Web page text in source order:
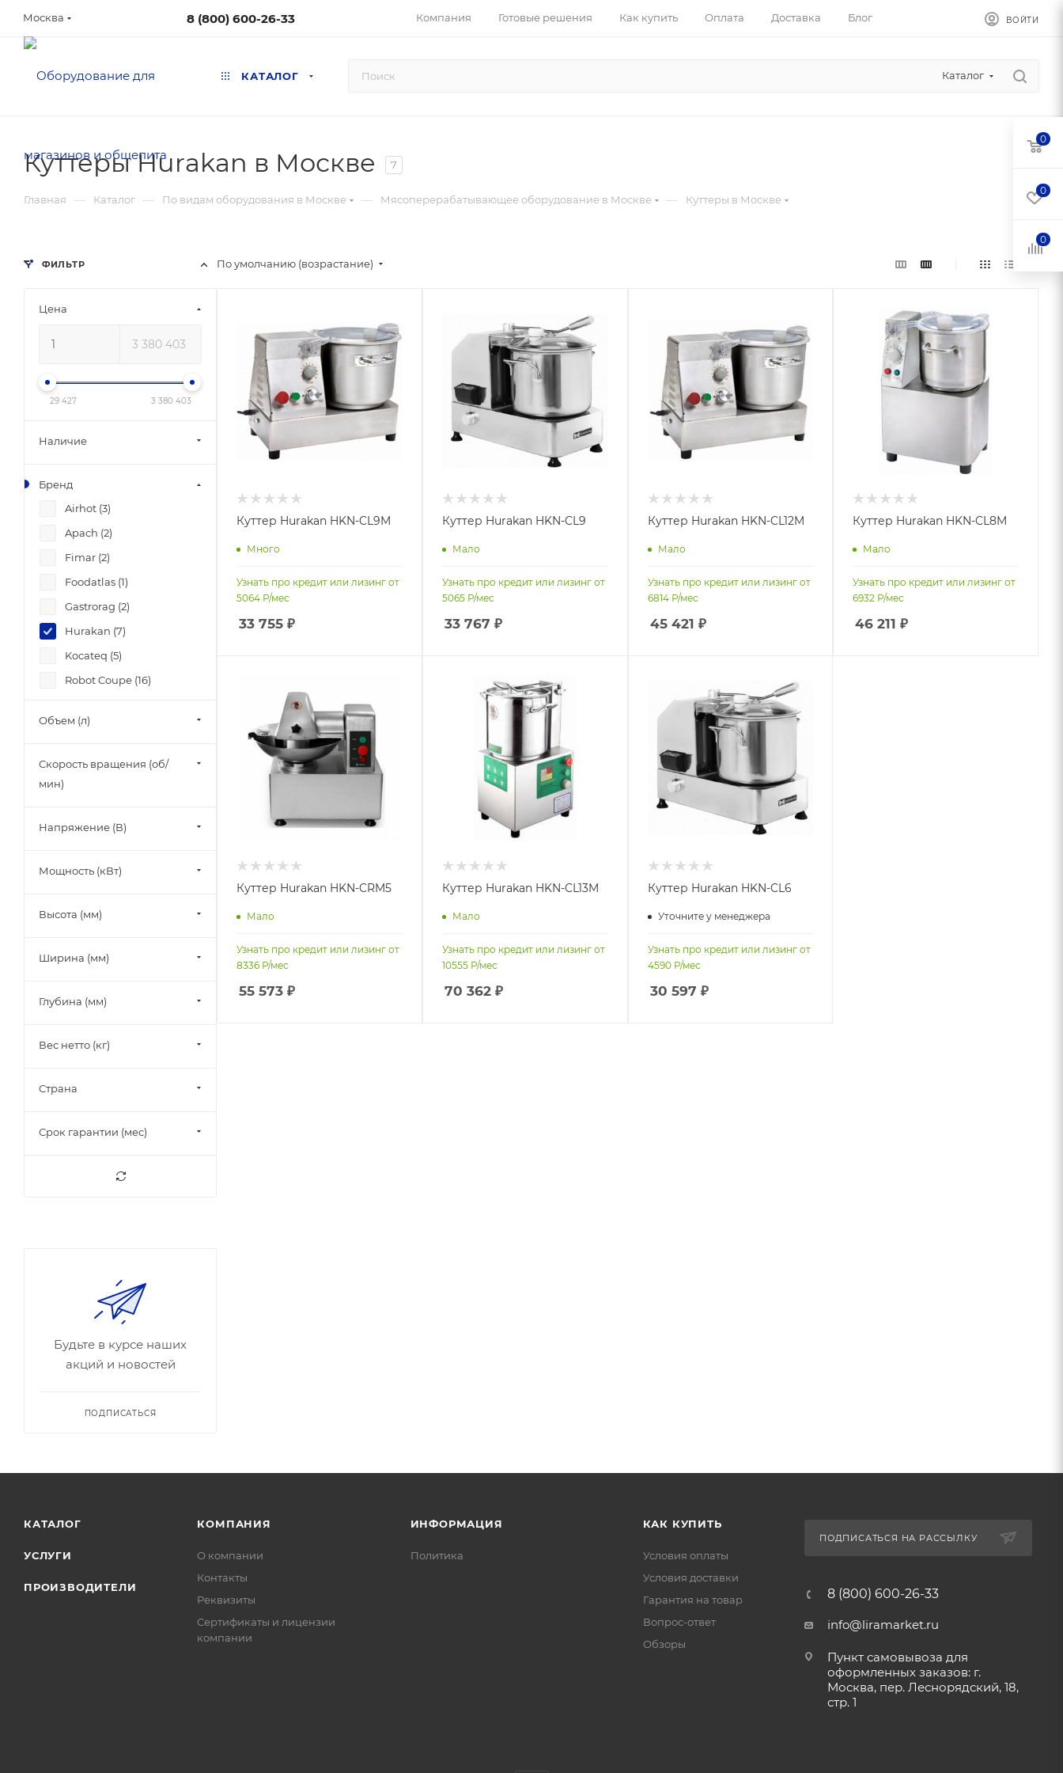
Москва 8 (800) 600-26-33 Компания Готовые решения Как купить Оплата Доставка Блог ВОЙТИ
КАТАЛОГ Каталог
Куттеры Hurakan в Москве 7
Главная — Каталог — По видам оборудования в Москве — Мясоперерабатывающее оборудование в Москве — Куттеры в Москве
По умолчанию (возрастание)
Куттер Hurakan HKN-CL9M
Много
Узнать про кредит или лизинг от
5064 Р/мес
33 755 ₽
Куттер Hurakan HKN-CL9
Мало
Узнать про кредит или лизинг от
5065Р/мес
33 767 ₽
Куттер Hurakan HKN-CL12M
Мало
Узнать про кредит или лизинг от
6814Р/мес
45 421 ₽
Куттер Hurakan HKN-CL8M
Мало
Узнать про кредит или лизинг от
6932 Р/мес
46 211 ₽
Куттер Hurakan HKN-CRM5
Мало
Узнать про кредит или лизинг от
8336 Р/мес
55 573 ₽
Куттер Hurakan HKN-CL13M
Мало
Узнать про кредит или лизинг от
10555Р/мес
70 362₽
Куттер Hurakan HKN-CL6
Уточните у менеджера
Узнать про кредит или лизинг от
4590Р/мес
30 597 ₽
ФИЛЬТР
Цена
29 427 3 380 403
Наличие
Бренд
Airhot (3)
Apach (2)
Fimar (2)
Foodatlas (1)
Gastrorag (2)
Hurakan (7)
Kocateq (5)
Robot Coupe (16)
Viatto (
Объем (л)
Скорость вращения (об/
мин)
Напряжение (В)
Мощность (кВт)
Высота (мм)
Ширина (мм)
Глубина (мм)
Вес нетто (кг)
Страна
Срок гарантии (мес)
Будьте в курсе наших
акций и новостей
ПОДПИСАТЬСЯ
КАТАЛОГ
УСЛУГИ
ПРОИЗВОДИТЕЛИ
КОМПАНИЯ
О компании
Контакты
Реквизиты
Сертификаты и лицензии
компании
ИНФОРМАЦИЯ
Политика
КАК КУПИТЬ
Условия оплаты
Условия доставки
Гарантия на товар
Вопрос-ответ
Обзоры
ПОДПИСАТЬСЯ НА РАССЫЛКУ
8 (800) 600-26-33
info@liramarket.ru
Пункт самовывоза для
оформленных заказов: г.
Москва, пер. Леснорядский, 18,
стр. 1
0
0
0